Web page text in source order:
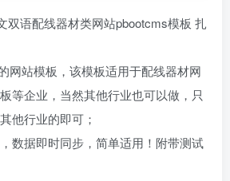
双语配线器材类网站pbootcms模板 扎
网站模板，该模板适用于配线器材网
等企业，当然其他行业也可以做，只
他行业的即可；
数据即时同步，简单适用！附带测试